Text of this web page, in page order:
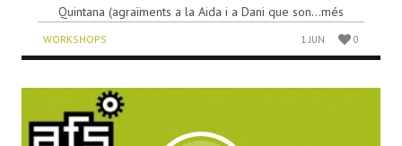
Quintana (agraïments a la Aida i a Dani que son...més
WORKSHOPS 1 JUN 0